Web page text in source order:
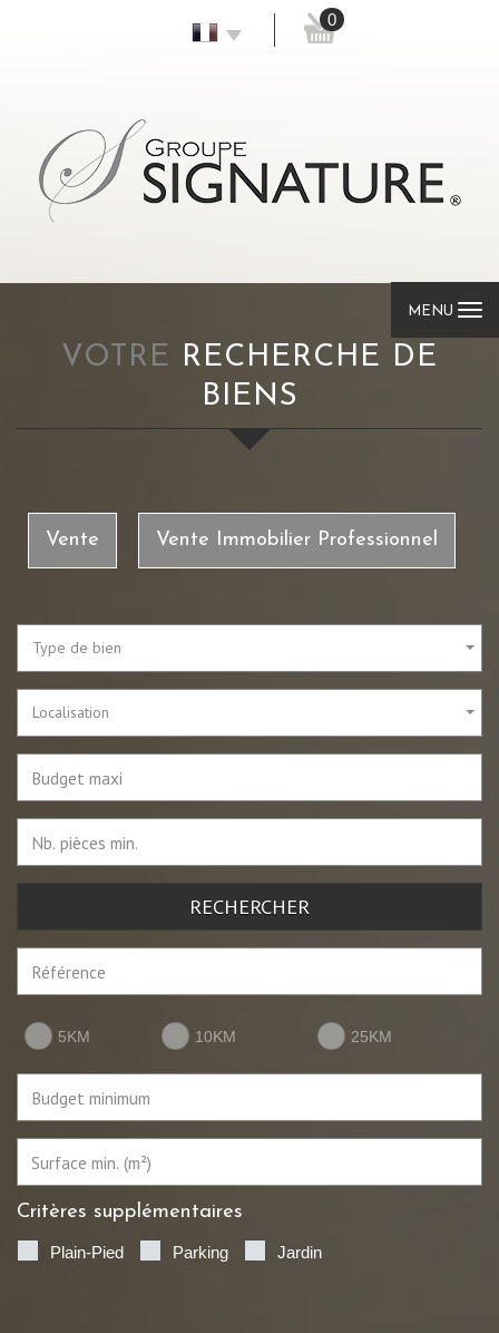
0
MENU
VOTRE RECHERCHE DE
BIENS
Vente Vente Immobilier Professionnel
Type de bien
Localisation
RECHERCHER
5KM 10KM 25KM
Critères supplémentaires
Plain-Pied Parking Jardin